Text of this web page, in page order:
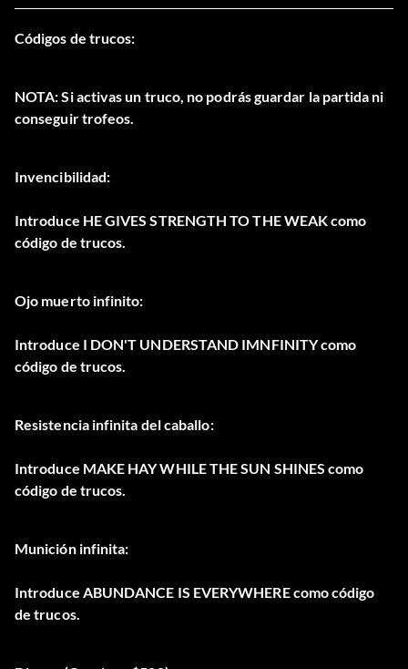
Códigos de trucos:
NOTA: Si activas un truco, no podrás guardar la partida ni
conseguir trofeos.
Invencibilidad:
Introduce HE GIVES STRENGTH TO THE WEAK como
código de trucos.
Ojo muerto infinito:
Introduce I DON'T UNDERSTAND IMNFINITY como
código de trucos.
Resistencia infinita del caballo:
Introduce MAKE HAY WHILE THE SUN SHINES como
código de trucos.
Munición infinita:
Introduce ABUNDANCE IS EVERYWHERE como código
de trucos.